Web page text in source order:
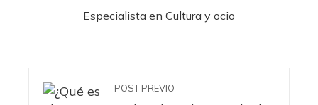
Especialista en Cultura y ocio
POST PREVIO